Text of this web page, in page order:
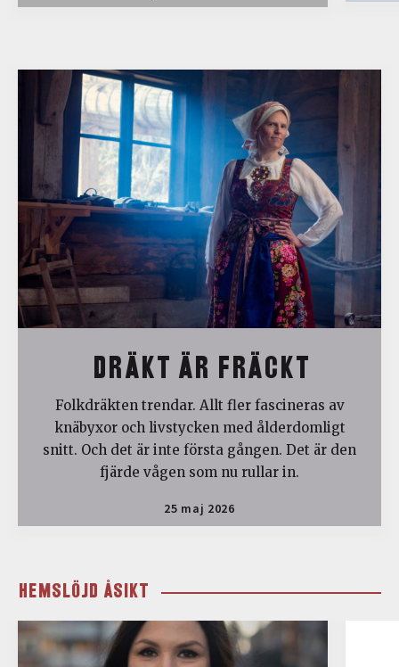
DRÄKT ÄR FRÄCKT
Folkdräkten trendar. Allt fler fascineras av
knäbyxor och livstycken med ålderdomligt
snitt. Och det är inte första gången. Det är den
fjärde vågen som nu rullar in.
25 maj 2026
HEMSLÖJD ÅSIKT